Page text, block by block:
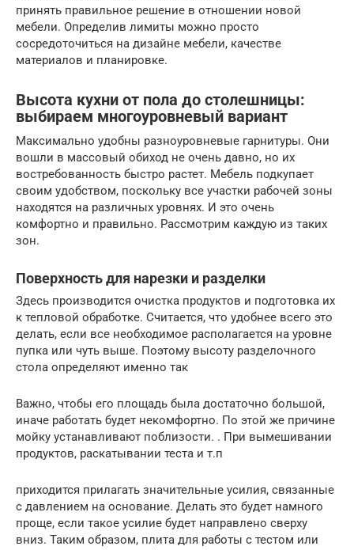
принять правильное решение в отношении новой
мебели. Определив лимиты можно просто
сосредоточиться на дизайне мебели, качестве
материалов и планировке.
Высота кухни от пола до столешницы:
выбираем многоуровневый вариант
Максимально удобны разноуровневые гарнитуры. Они
вошли в массовый обиход не очень давно, но их
востребованность быстро растет. Мебель подкупает
своим удобством, поскольку все участки рабочей зоны
находятся на различных уровнях. И это очень
комфортно и правильно. Рассмотрим каждую из таких
зон.
Поверхность для нарезки и разделки
Здесь производится очистка продуктов и подготовка их
к тепловой обработке. Считается, что удобнее всего это
делать, если все необходимое располагается на уровне
пупка или чуть выше. Поэтому высоту разделочного
стола определяют именно так
Важно, чтобы его площадь была достаточно большой,
иначе работать будет некомфортно. По этой же причине
мойку устанавливают поблизости. . При вымешивании
продуктов, раскатывании теста и т.п
приходится прилагать значительные усилия, связанные
с давлением на основание. Делать это будет намного
проще, если такое усилие будет направлено сверху
вниз. Таким образом, плита для работы с тестом или